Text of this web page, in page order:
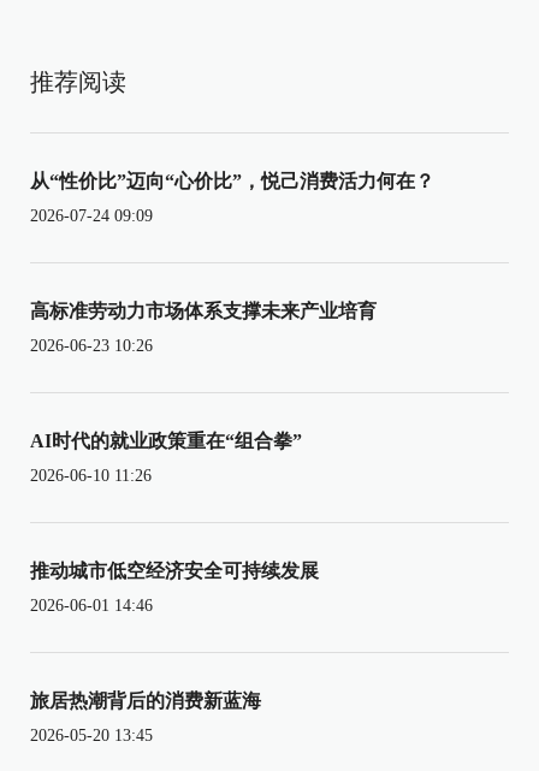
推荐阅读
从“性价比”迈向“心价比”，悦己消费活力何在？
2026-07-24 09:09
高标准劳动力市场体系支撑未来产业培育
2026-06-23 10:26
AI时代的就业政策重在“组合拳”
2026-06-10 11:26
推动城市低空经济安全可持续发展
2026-06-01 14:46
旅居热潮背后的消费新蓝海
2026-05-20 13:45